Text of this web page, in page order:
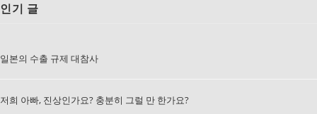
인기 글
일본의 수출 규제 대참사
저희 아빠, 진상인가요? 충분히 그럴 만 한가요?